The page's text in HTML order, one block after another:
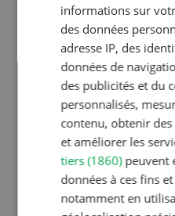
• Les plantes aux
plantées au fond du
éloignées et donnent
plus grand. Les
couleurs vives telles
font l’effet inverse.
• L’aspect strict d’un
être atténué par un
formes variées.
• Planifier l’évolution
informations sur
des données
adresse IP, des
données de
des publicités et du
personnalisés,
contenu, obtenir des
et améliorer les
tiers (1860)peuvent
données à ces fins et
notamment en